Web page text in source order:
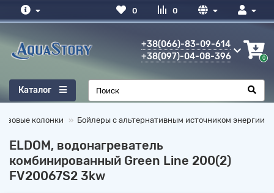
0
0
+38(066)-83-09-614
+38(097)-04-08-396
0
Каталог
колонки Бойлеры с альтернативным источником энергии
ELDOM, водонагреватель
комбинированный Green Line 200(2)
FV20067S2 3kw